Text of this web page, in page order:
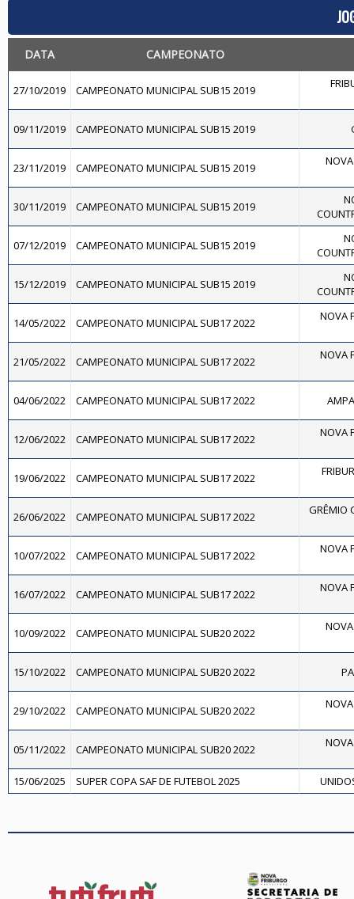
DATA CAMPEONATO
27/10/2019 CAMPEONATO MUNICIPAL SUB15 2019
09/11/2019 CAMPEONATO MUNICIPAL SUB15 2019
23/11/2019 CAMPEONATO MUNICIPAL SUB15 2019
30/11/2019 CAMPEONATO MUNICIPAL SUB15 2019
07/12/2019 CAMPEONATO MUNICIPAL SUB15 2019
15/12/2019 CAMPEONATO MUNICIPAL SUB15 2019
14/05/2022 CAMPEONATO MUNICIPAL SUB17 2022 NOVA
21/05/2022 CAMPEONATO MUNICIPAL SUB17 2022 NOVA
04/06/2022 CAMPEONATO MUNICIPAL SUB17 2022
12/06/2022 CAMPEONATO MUNICIPAL SUB17 2022 NOVA
19/06/2022 CAMPEONATO MUNICIPAL SUB17 2022
26/06/2022 CAMPEONATO MUNICIPAL SUB17 2022 GRÊMIO
10/07/2022 CAMPEONATO MUNICIPAL SUB17 2022 NOVA
16/07/2022 CAMPEONATO MUNICIPAL SUB17 2022 NOVA
10/09/2022 CAMPEONATO MUNICIPAL SUB20 2022
15/10/2022 CAMPEONATO MUNICIPAL SUB20 2022
29/10/2022 CAMPEONATO MUNICIPAL SUB20 2022
05/11/2022 CAMPEONATO MUNICIPAL SUB20 2022
15/06/2025 SUPER COPA SAF DE FUTEBOL 2025